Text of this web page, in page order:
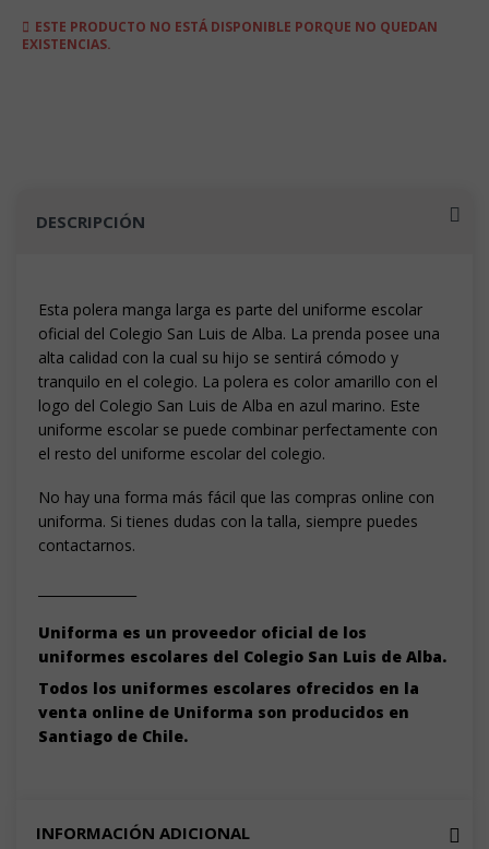
$10.490
ESTE PRODUCTO NO ESTÁ DISPONIBLE PORQUE NO QUEDAN
EXISTENCIAS.
DESCRIPCIÓN
Esta polera manga larga es parte del uniforme escolar
oficial del Colegio San Luis de Alba. La prenda posee una
alta calidad con la cual su hijo se sentirá cómodo y
tranquilo en el colegio. La polera es color amarillo con el
logo del Colegio San Luis de Alba en azul marino. Este
uniforme escolar se puede combinar perfectamente con
el resto del uniforme escolar del colegio.
No hay una forma más fácil que las compras online con
uniforma. Si tienes dudas con la talla, siempre puedes
contactarnos.
Uniforma es un proveedor oficial de los
uniformes escolares del Colegio San Luis de Alba.
Todos los uniformes escolares ofrecidos en la
venta online de Uniforma son producidos en
Santiago de Chile.
INFORMACIÓN ADICIONAL